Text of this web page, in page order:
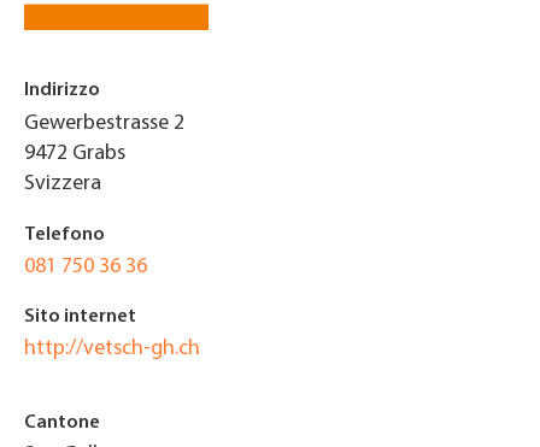
Indirizzo
Gewerbestrasse 2
9472 Grabs
Svizzera
Telefono
081 750 36 36
Sito internet
http://vetsch-gh.ch
Cantone